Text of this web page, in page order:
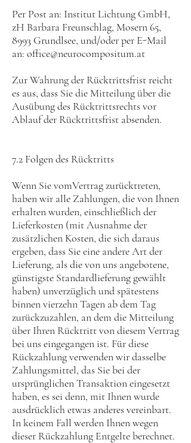
Per Post an: Institut Lichtung GmbH,
zH Barbara Freunschlag, Mosern 65,
8993 Grundlsee, und/oder per E-Mail
an: office@neurocompositum.at
Zur Wahrung der Rücktrittsfrist reicht
es aus, dass Sie die Mitteilung über die
Ausübung des Rücktrittsrechts vor
Ablauf der Rücktrittsfrist absenden.
7.2 Folgen des Rücktritts
Wenn Sie vomVertrag zurücktreten,
haben wir alle Zahlungen, die von Ihnen
erhalten wurden, einschließlich der
Lieferkosten (mit Ausnahme der
zusätzlichen Kosten, die sich daraus
ergeben, dass Sie eine andere Art der
Lieferung, als die von uns angebotene,
günstigste Standardlieferung gewählt
haben) unverzüglich und spätestens
binnen vierzehn Tagen ab dem Tag
zurückzuzahlen, an dem die Mitteilung
über Ihren Rücktritt von diesem Vertrag
bei uns eingegangen ist. Für diese
Rückzahlung verwenden wir dasselbe
Zahlungsmittel, das Sie bei der
ursprünglichen Transaktion eingesetzt
haben, es sei denn, mit Ihnen wurde
ausdrücklich etwas anderes vereinbart.
In keinem Fall werden Ihnen wegen
dieser Rückzahlung Entgelte berechnet.